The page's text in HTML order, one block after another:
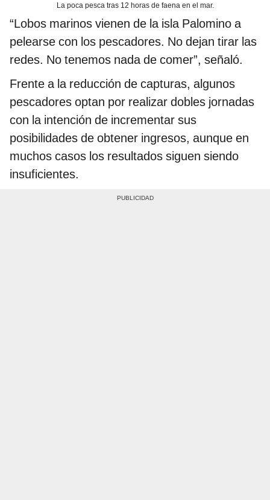
La poca pesca tras 12 horas de faena en el mar.
“Lobos marinos vienen de la isla Palomino a
pelearse con los pescadores. No dejan tirar las
redes. No tenemos nada de comer”, señaló.
Frente a la reducción de capturas, algunos
pescadores optan por realizar dobles jornadas
con la intención de incrementar sus
posibilidades de obtener ingresos, aunque en
muchos casos los resultados siguen siendo
insuficientes.